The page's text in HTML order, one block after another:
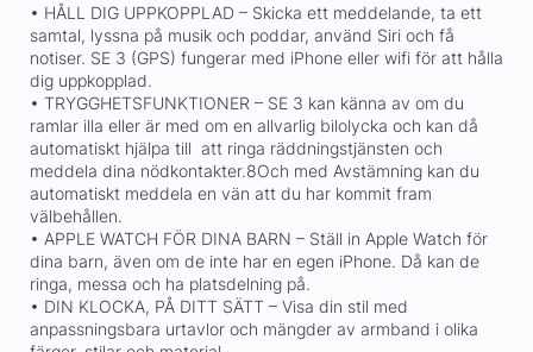
• HÅLL DIG UPPKOPPLAD – Skicka ett meddelande, ta ett
samtal, lyssna på musik och poddar, använd Siri och få
notiser. SE 3 (GPS) fungerar med iPhone eller wifi för att hålla
dig uppkopplad.
• TRYGGHETSFUNKTIONER – SE 3 kan känna av om du
ramlar illa eller är med om en allvarlig bilolycka och kan då
automatiskt hjälpa till att ringa räddningstjänsten och
meddela dina nödkontakter.8Och med Avstämning kan du
automatiskt meddela en vän att du har kommit fram
välbehållen.
• APPLE WATCH FÖR DINA BARN – Ställ in Apple Watch för
dina barn, även om de inte har en egen iPhone. Då kan de
ringa, messa och ha platsdelning på.
• DIN KLOCKA, PÅ DITT SÄTT – Visa din stil med
anpassningsbara urtavlor och mängder av armband i olika